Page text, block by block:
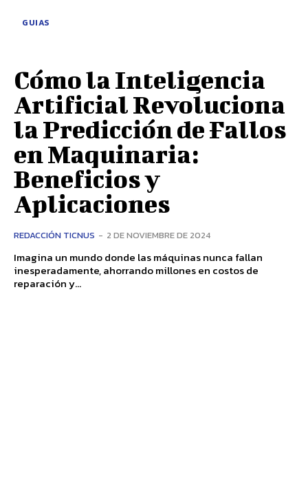
GUIAS
Cómo la Inteligencia
Artificial Revoluciona
la Predicción de Fallos
en Maquinaria:
Beneficios y
Aplicaciones
REDACCIÓN TICNUS - 2 DE NOVIEMBRE DE 2024
Imagina un mundo donde las máquinas nunca fallan
inesperadamente, ahorrando millones en costos de
reparación y...